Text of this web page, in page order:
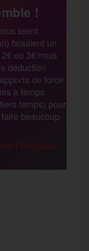
s
a
g
e
m
!
lisent
faisaient un
ou 3€/mois
déduction
de force
à temps
temps) pour
beaucoup
! Engagez-